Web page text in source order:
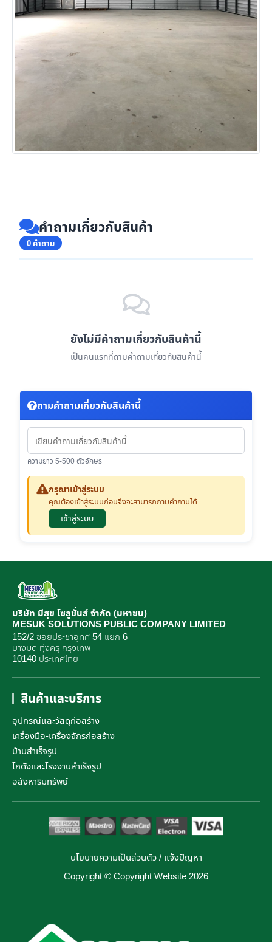
คำถามเกี่ยวกับสินค้า
0 คำถาม
ยังไม่มีคำถามเกี่ยวกับสินค้านี้
เป็นคนแรกที่ถามคำถามเกี่ยวกับสินค้านี้
ถามคำถามเกี่ยวกับสินค้านี้
ความยาว 5-500 ตัวอักษร
กรุณาเข้าสู่ระบบ
คุณต้องเข้าสู่ระบบก่อนจึงจะสามารถถามคำถามได้
เข้าสู่ระบบ
บริษัท มีสุข โซลูชั่นส์ จำกัด (มหาชน)
MESUK SOLUTIONS PUBLIC COMPANY LIMITED
152/2 ซอยประชาอุทิศ 54 แยก 6
บางมด ทุ่งครุ กรุงเทพ
10140 ประเทศไทย
สินค้าและบริการ
อุปกรณ์และวัสดุก่อสร้าง
เครื่องมือ-เครื่องจักรก่อสร้าง
บ้านสำเร็จรูป
โกดังและโรงงานสำเร็จรูป
อสังหาริมทรัพย์
นโยบายความเป็นส่วนตัว/ แจ้งปัญหา
Copyright © Copyright Website 2026